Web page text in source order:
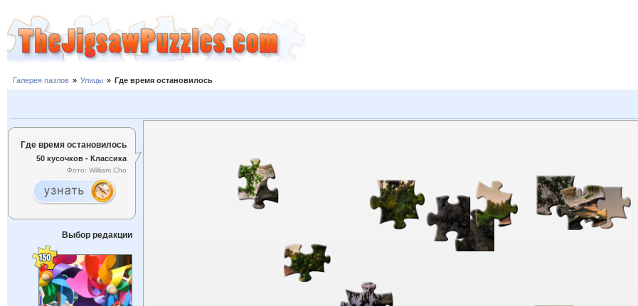
Галерея пазлов » Улицы » Где время остановилось
Где время остановилось
50 кусочков - Классика
Фото: William Cho
Выбор редакции